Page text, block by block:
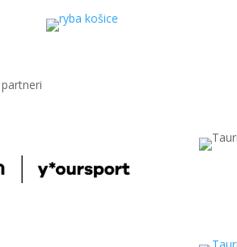
partneri